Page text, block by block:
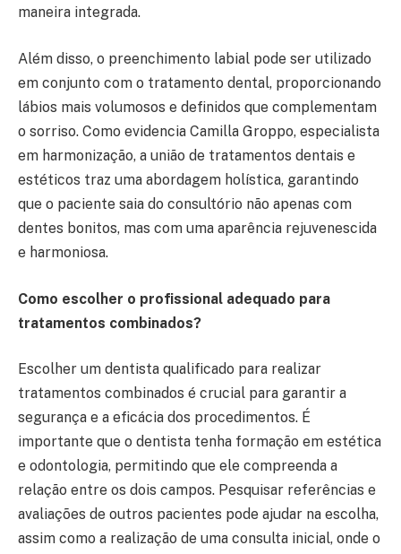
maneira integrada.
Além disso, o preenchimento labial pode ser utilizado
em conjunto com o tratamento dental, proporcionando
lábios mais volumosos e definidos que complementam
o sorriso. Como evidencia Camilla Groppo, especialista
em harmonização, a união de tratamentos dentais e
estéticos traz uma abordagem holística, garantindo
que o paciente saia do consultório não apenas com
dentes bonitos, mas com uma aparência rejuvenescida
e harmoniosa.
Como escolher o profissional adequado para
tratamentos combinados?
Escolher um dentista qualificado para realizar
tratamentos combinados é crucial para garantir a
segurança e a eficácia dos procedimentos. É
importante que o dentista tenha formação em estética
e odontologia, permitindo que ele compreenda a
relação entre os dois campos. Pesquisar referências e
avaliações de outros pacientes pode ajudar na escolha,
assim como a realização de uma consulta inicial, onde o